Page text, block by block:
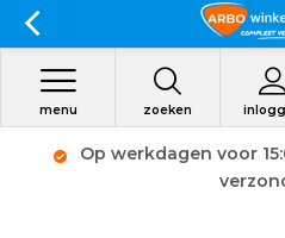
zoeken
menu
Op werkdagen voor